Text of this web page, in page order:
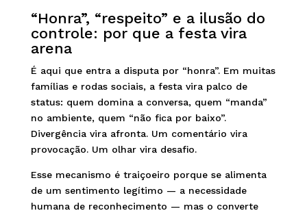
“Honra”, “respeito” e a ilusão do
controle: por que a festa vira
arena
É aqui que entra a disputa por “honra”. Em muitas
famílias e rodas sociais, a festa vira palco de
status: quem domina a conversa, quem “manda”
no ambiente, quem “não fica por baixo”.
Divergência vira afronta. Um comentário vira
provocação. Um olhar vira desafio.
Esse mecanismo é traiçoeiro porque se alimenta
de um sentimento legítimo — a necessidade
humana de reconhecimento — mas o converte